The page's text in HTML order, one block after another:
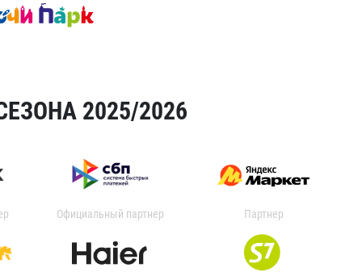
2025/2026
Официальный партнер Партнер